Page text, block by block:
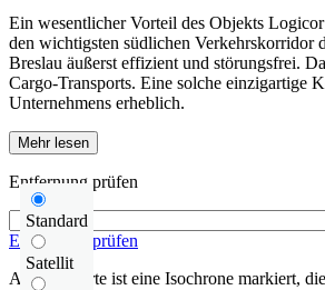
Ein wesentlicher Vorteil des Objekts
den wichtigsten südlichen Verkehrskorridor
Breslau äußerst effizient und störungsfrei.
Cargo-Transports. Eine solche einzigartige
Unternehmens erheblich.
Mehr lesen
Standard
Satellit
Entfernung prüfen
Entfernung prüfen
Auf der Karte ist eine Isochrone markiert,